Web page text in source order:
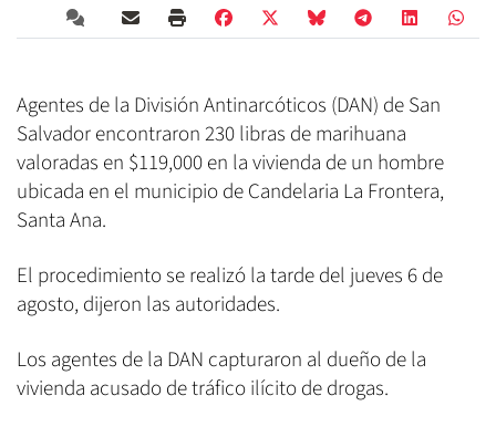
Agentes de la División Antinarcóticos (DAN) de San
Salvador encontraron 230 libras de marihuana
valoradas en $119,000 en la vivienda de un hombre
ubicada en el municipio de Candelaria La Frontera,
Santa Ana.
El procedimiento se realizó la tarde del jueves 6 de
agosto, dijeron las autoridades.
Los agentes de la DAN capturaron al dueño de la
vivienda acusado de tráfico ilícito de drogas.